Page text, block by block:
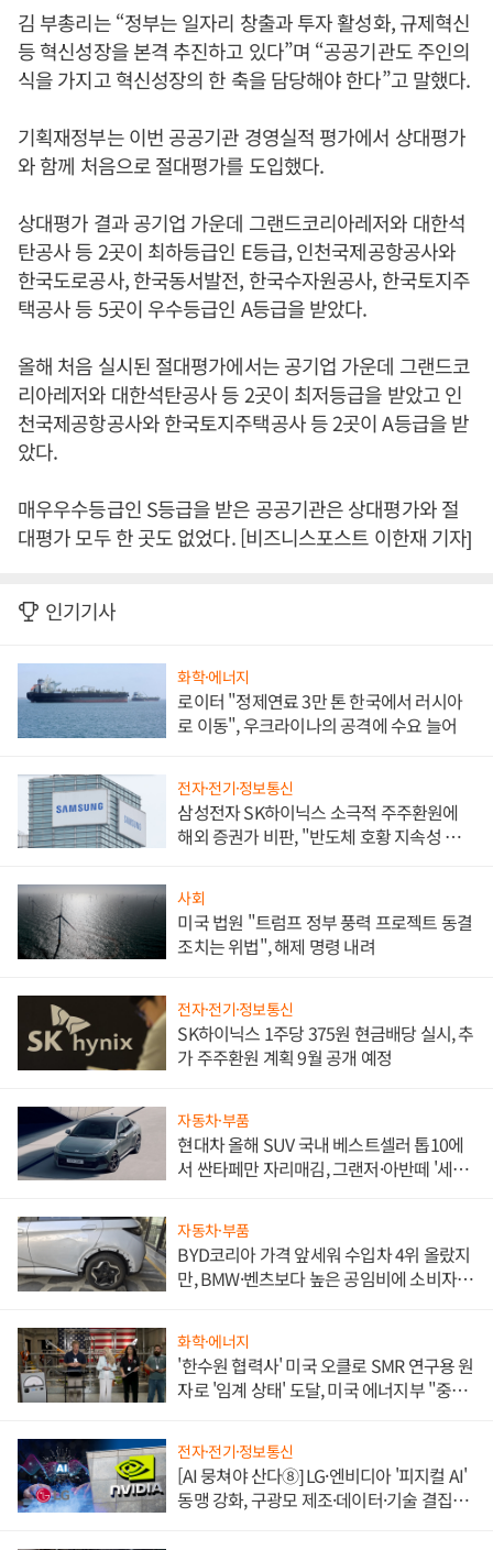
김 부총리는 “정부는 일자리 창출과 투자 활성화, 규제혁신
등 혁신성장을 본격 추진하고 있다”며 “공공기관도 주인의
식을 가지고 혁신성장의 한 축을 담당해야 한다”고 말했다.
기획재정부는 이번 공공기관 경영실적 평가에서 상대평가
와 함께 처음으로 절대평가를 도입했다.
상대평가 결과 공기업 가운데 그랜드코리아레저와 대한석
탄공사 등 2곳이 최하등급인 E등급, 인천국제공항공사와
한국도로공사, 한국동서발전, 한국수자원공사, 한국토지주
택공사 등 5곳이 우수등급인 A등급을 받았다.
올해 처음 실시된 절대평가에서는 공기업 가운데 그랜드코
리아레저와 대한석탄공사 등 2곳이 최저등급을 받았고 인
천국제공항공사와 한국토지주택공사 등 2곳이 A등급을 받
았다.
매우우수등급인 S등급을 받은 공공기관은 상대평가와 절
대평가 모두 한 곳도 없었다. [비즈니스포스트 이한재 기자]
인기기사
화학·에너지
로이터 "정제연료 3만 톤 한국에서 러시아
로 이동", 우크라이나의 공격에 수요 늘어
전자·전기·정보통신
삼성전자 SK하이닉스 소극적 주주환원에
해외 증권가 비판, "반도체 호황 지속성 의
사회
미국 법원 "트럼프 정부 풍력 프로젝트 동결
조치는 위법", 해제 명령 내려
전자·전기·정보통신
SK하이닉스 1주당 375원 현금배당 실시, 추
가 주주환원 계획 9월 공개 예정
자동차·부품
현대차 올해 SUV 국내 베스트셀러 톱10에
서 싼타페만 자리매김, 그랜저·아반떼 '세단
자동차·부품
BYD코리아 가격 앞세워 수입차 4위 올랐지
만, BMW·벤츠보다 높은 공임비에 소비자
화학·에너지
'한수원 협력사' 미국 오클로 SMR 연구용 원
자로 '임계 상태' 도달, 미국 에너지부 "중요
전자·전기·정보통신
[AI 뭉쳐야 산다⑧] LG·엔비디아 '피지컬 AI'
동맹 강화, 구광모 제조·데이터·기술 결집